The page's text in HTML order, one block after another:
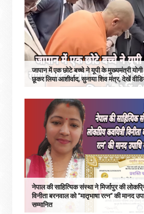
जापान में एक छोटे बच्चे ने यूपी के मुख्यमंत्री
छूकर लिया आशीर्वाद, सुनाया शिव मंत्र, देखें
नेपाल की साहित्यिक संस्था ने मिर्जापुर की
विनीता बरनवाल को ”मातृभाषा रत्न” की मानद
सम्मानित